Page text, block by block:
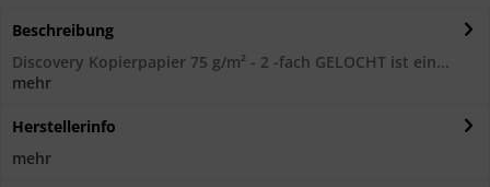
Beschreibung
Discovery Kopierpapier 75 g/m² - 2 -fach GELOCHT ist ein...
mehr
Herstellerinfo
mehr